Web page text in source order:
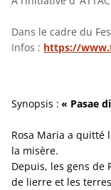
Dans le cadre du
Infos : https://
Synopsis : « Pasae
Rosa Maria a quitté
la misère.
Depuis, les gens de
de lierre et les